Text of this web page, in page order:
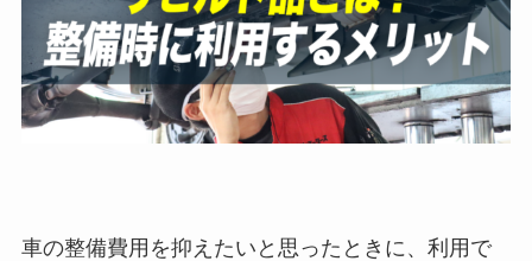
車の整備費用を抑えたいと思ったときに、利用で